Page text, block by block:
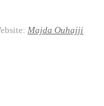
Majda Ouhajji